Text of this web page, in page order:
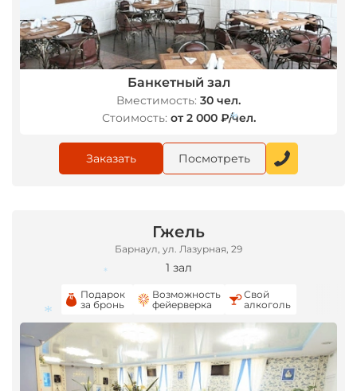
Банкетный зал
Вместимость: 30 чел.
Стоимость: от 2 000 ₽/чел.
Заказать Посмотреть
Гжель
Барнаул, ул. Лазурная, 29
1 зал
Подарок
за бронь
Возможность
фейерверка
Свой
алкоголь
*
*